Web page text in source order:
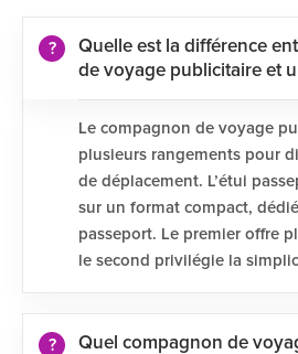
Quelle est la différence
de voyage publicitaire et
Le compagnon de voyage
plusieurs rangements pour
de déplacement. L’étui
sur un format compact,
passeport. Le premier offre
le second privilégie la
Quel compagnon de